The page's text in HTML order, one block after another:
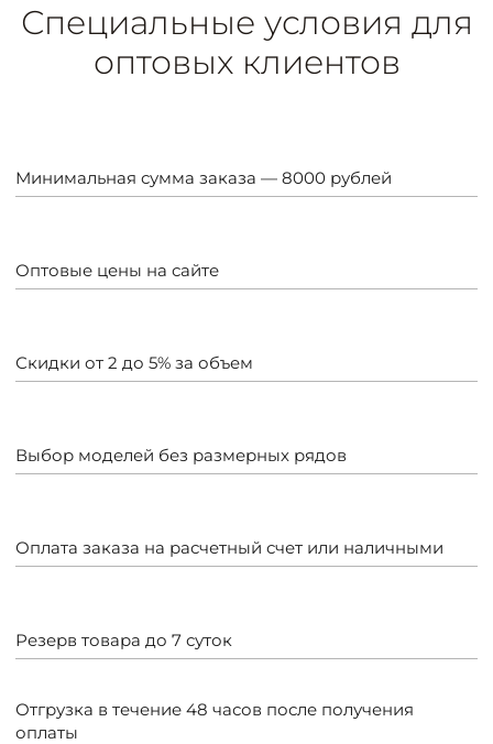
Специальные условия для
оптовых клиентов
Минимальная сумма заказа — 8000 рублей
Оптовые цены на сайте
Скидки от 2 до 5% за объем
Выбор моделей без размерных рядов
Оплата заказа на расчетный счет или наличными
Резерв товара до 7 суток
Отгрузка в течение 48 часов после получения
оплаты